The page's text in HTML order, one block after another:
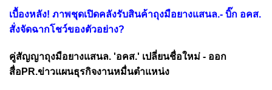
เบื้องหลัง! ภาพชุดเปิดคลังรับสินค้าถุงมือยางแสนล.- บิ๊ก อคส.
สั่งจัดฉากโชว์ของตัวอย่าง?
คู่สัญญาถุงมือยางแสนล. 'อคส.' เปลี่ยนชื่อใหม่ - ออก
สื่อPR.ข่าวแผนธุรกิจงานหมื่นตำแหน่ง